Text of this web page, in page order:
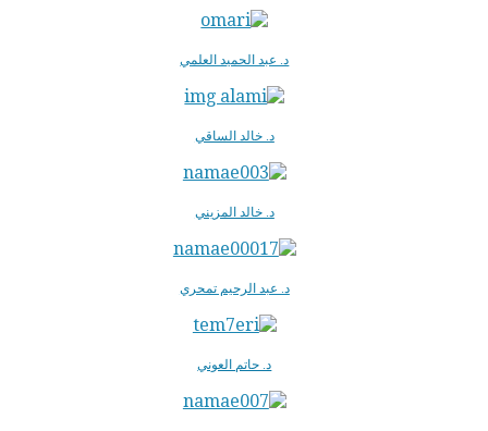
د. عبد الحميد العلمي
د. خالد الساقي
د. خالد المزيني
د. عبد الرحيم تمحري
د. حاتم العوني